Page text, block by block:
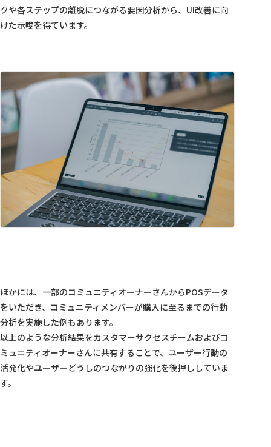
クや各ステップの離脱につながる要因分析から、UI改善に向
けた示唆を得ています。
ほかには、一部のコミュニティオーナーさんからPOSデータ
をいただき、コミュニティメンバーが購入に至るまでの行動
分析を実施した例もあります。
以上のような分析結果をカスタマーサクセスチームおよびコ
ミュニティオーナーさんに共有することで、ユーザー行動の
活発化やユーザーどうしのつながりの強化を後押ししていま
す。